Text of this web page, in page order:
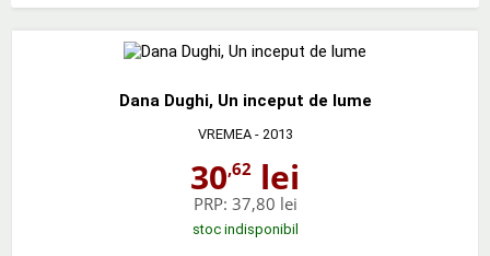
Dana Dughi, Un inceput de lume
VREMEA- 2013
30,62 lei
PRP: 37,80 lei
stoc indisponibil